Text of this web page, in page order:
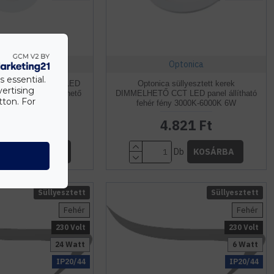
kerek CCT LED
fény dimemelhető
6000K 9W
Optonica
Optonica süllyesztett kerek
DIMMELHETŐ CCT LED panel állítható
fehér fény 3000K-6000K 6W
4.821 Ft
Db KOSÁRBA
Süllyesztett
Fehér
230 Volt
IP20/44
24 Watt
Süllyesztett
6 Watt
Fehér
230 Volt
IP20/44
essential.
For